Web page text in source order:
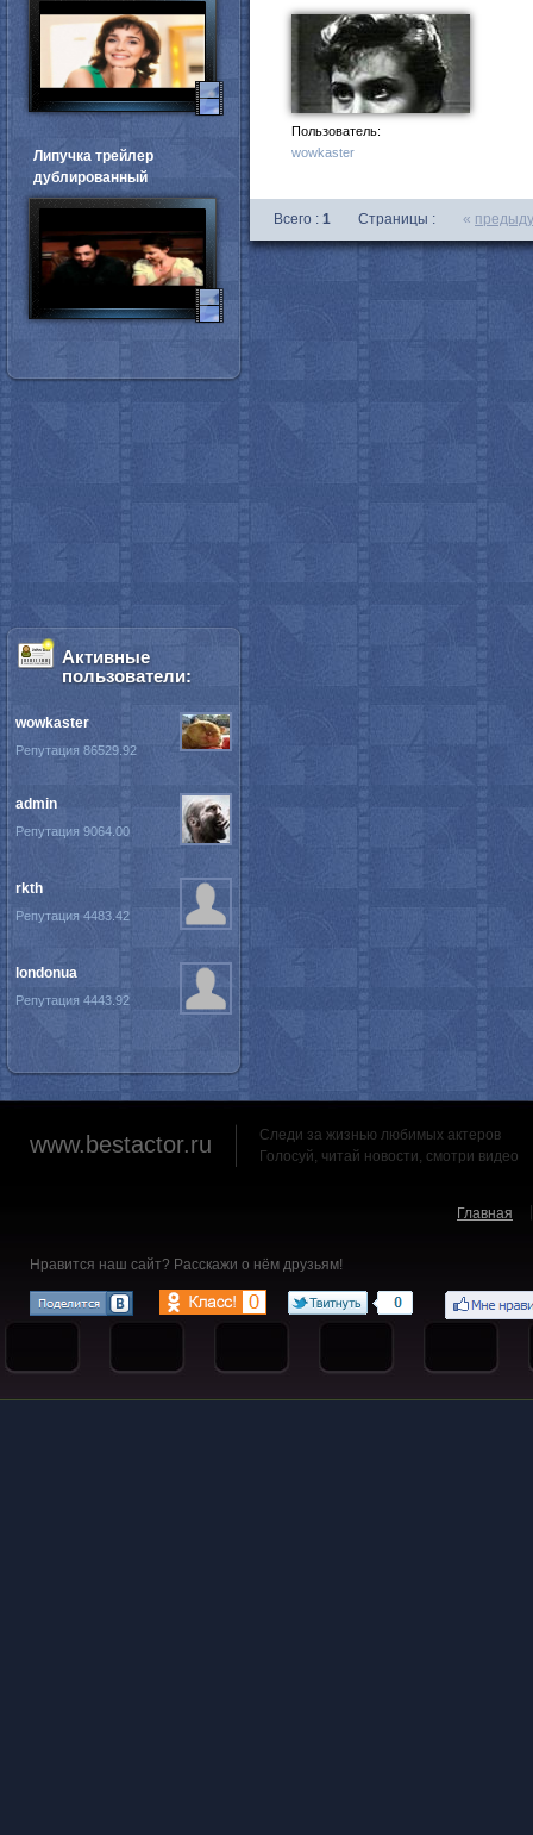
Пользователь:
wowkaster
Всего : 1 Страницы : «
Липучка трейлер
дублированный
Активные
пользователи:
wowkaster
Репутация 86529.92
admin
Репутация 9064.00
rkth
Репутация 4483.42
londonua
Репутация 4443.92
www.bestactor.ru
Следи за жизнью любимых актеров
Голосуй, читай новости, смотри видео
Главная
Нравится наш сайт? Расскажи о нём друзьям!